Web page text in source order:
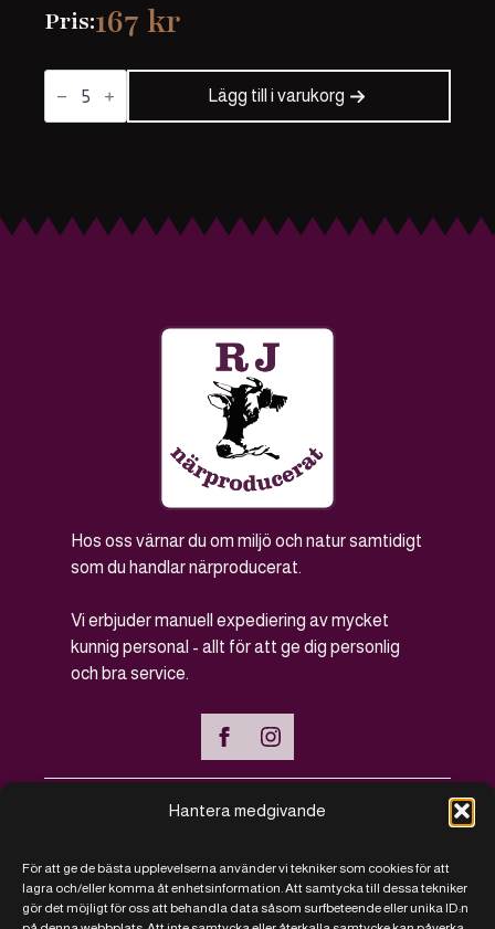
Hantera medgivande
För att ge de bästa upplevelserna använder vi tekniker som cookies för att
lagra och/eller komma åt enhetsinformation. Att samtycka till dessa tekniker
gör det möjligt för oss att behandla data såsom surfbeteende eller unika ID:n
Pris:167 kr
Blandfärs
70/30
Lägg till i varukorg
Hos oss värnar du om miljö och natur samtidigt
som du handlar närproducerat.
Vi erbjuder manuell expediering av mycket
kunnig personal - allt för att ge dig personlig
och bra service.
Vanliga frågor - FAQ
Kontakt